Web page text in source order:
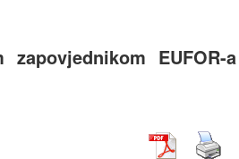
EUFOR-a